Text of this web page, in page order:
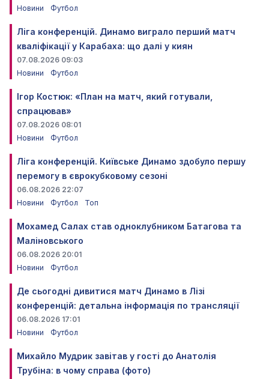
Новини
Футбол
Ліга конференцій. Динамо виграло перший матч
кваліфікації у Карабаха: що далі у киян
07.08.2026 09:03
Новини
Футбол
Ігор Костюк: «План на матч, який готували,
спрацював»
07.08.2026 08:01
Новини
Футбол
Ліга конференцій. Київське Динамо здобуло першу
перемогу в єврокубковому сезоні
06.08.2026 22:07
Новини
Футбол Топ
Мохамед Салах став одноклубником Батагова та
Маліновського
06.08.2026 20:01
Новини
Футбол
Де сьогодні дивитися матч Динамо в Лізі
конференцій: детальна інформація по трансляції
06.08.2026 17:01
Новини
Футбол
Михайло Мудрик завітав у гості до Анатолія
Трубіна: в чому справа (фото)